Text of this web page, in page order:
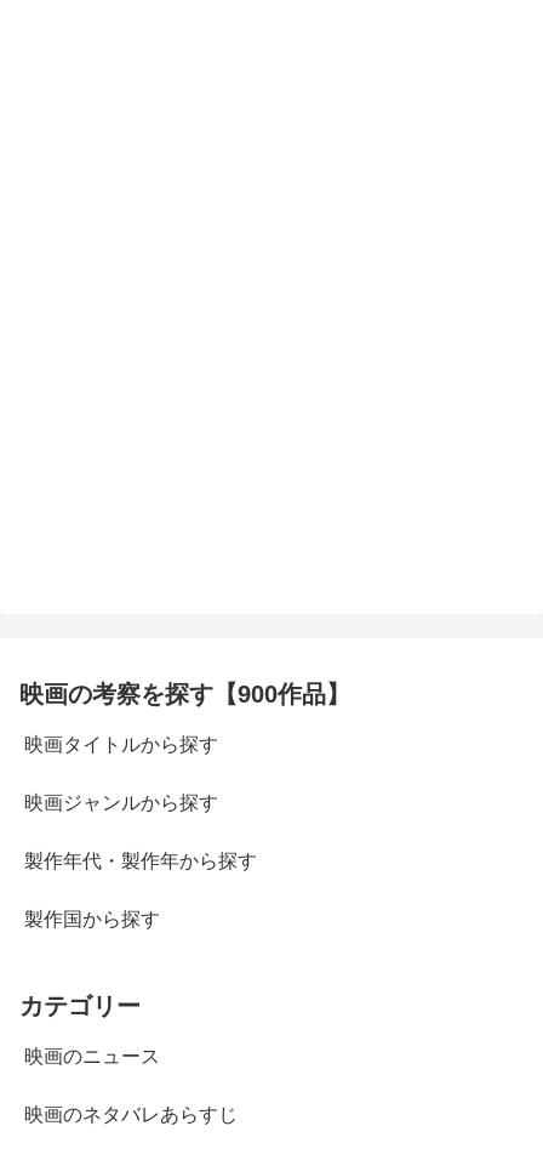
映画の考察を探す【900作品】
映画タイトルから探す
映画ジャンルから探す
製作年代・製作年から探す
製作国から探す
カテゴリー
映画のニュース
映画のネタバレあらすじ